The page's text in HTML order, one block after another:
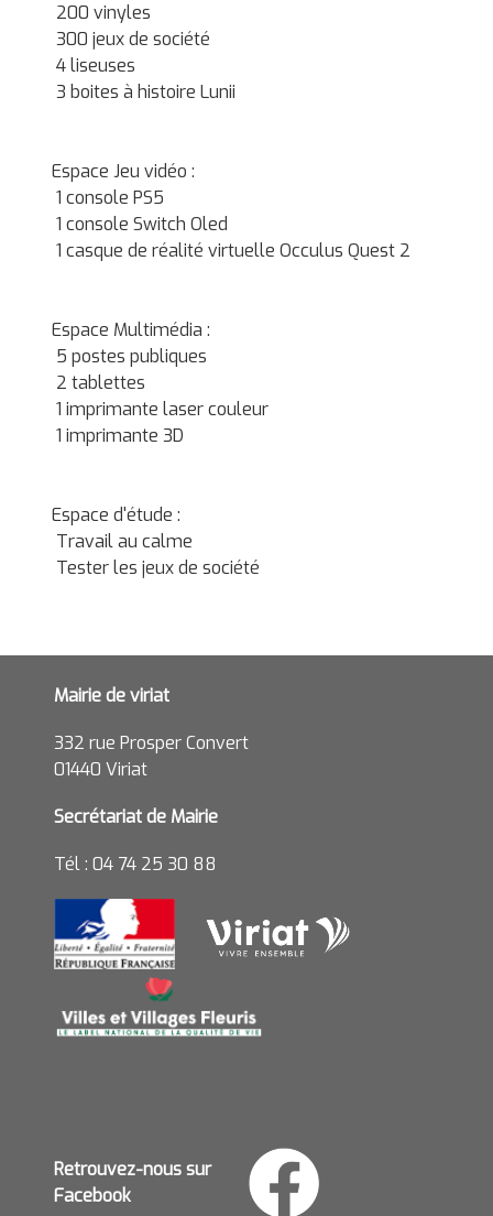
200 vinyles
300 jeux de société
4 liseuses
3 boites à histoire Lunii
Espace Jeu vidéo :
1 console PS5
1 console Switch Oled
1 casque de réalité virtuelle Occulus Quest 2
Espace Multimédia :
5 postes publiques
2 tablettes
1 imprimante laser couleur
1 imprimante 3D
Espace d'étude :
Travail au calme
Tester les jeux de société
Mairie de viriat
332 rue Prosper Convert
01440 Viriat
Secrétariat de Mairie
Tél : 04 74 25 30 88
Retrouvez-nous sur
Facebook